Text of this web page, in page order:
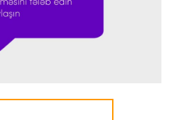
İngiltərə klubuna keçir